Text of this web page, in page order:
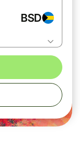
BSD